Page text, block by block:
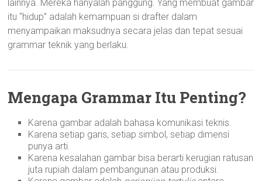
lainnya. Mereka hanyalah panggung. Yang membuat gambar
itu “hidup” adalah kemampuan si drafter dalam
menyampaikan maksudnya secara jelas dan tepat sesuai
grammar teknik yang berlaku.
Mengapa Grammar Itu Penting?
Karena gambar adalah bahasa komunikasi teknis.
Karena setiap garis, setiap simbol, setiap dimensi
punya arti.
Karena kesalahan gambar bisa berarti kerugian ratusan
juta rupiah dalam pembangunan atau produksi.